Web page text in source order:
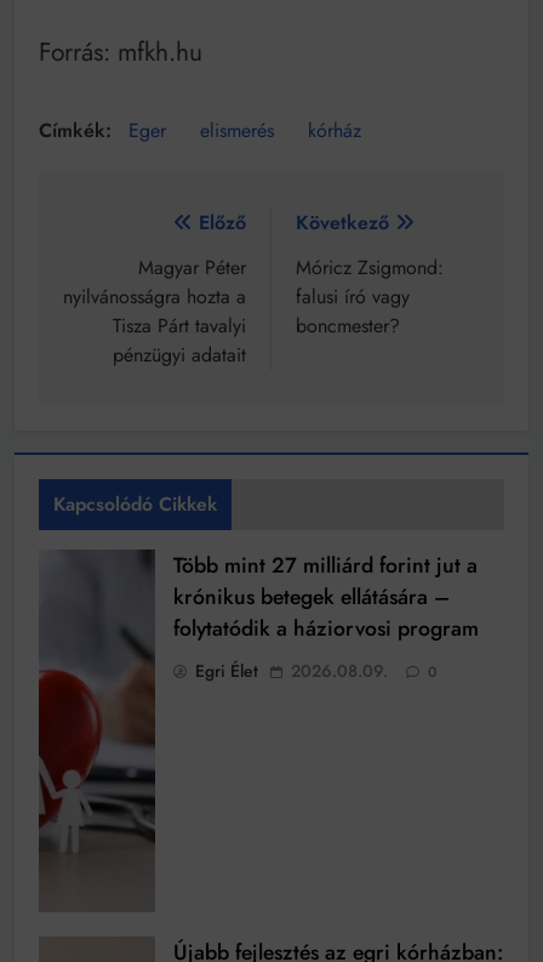
Forrás: mfkh.hu
Eger elismerés kórház
Bejegyzés
navigáció
Előző
Magyar Péter
nyilvánosságra hozta a
Tisza Párt tavalyi
pénzügyi adatait
Következő
Móricz Zsigmond:
falusi író vagy
boncmester?
Kapcsolódó Cikkek
Több mint 27 milliárd forint jut a
krónikus betegek ellátására –
folytatódik a háziorvosi program
Egri Élet 2026.08.09. 0
Újabb fejlesztés az egri kórházban: